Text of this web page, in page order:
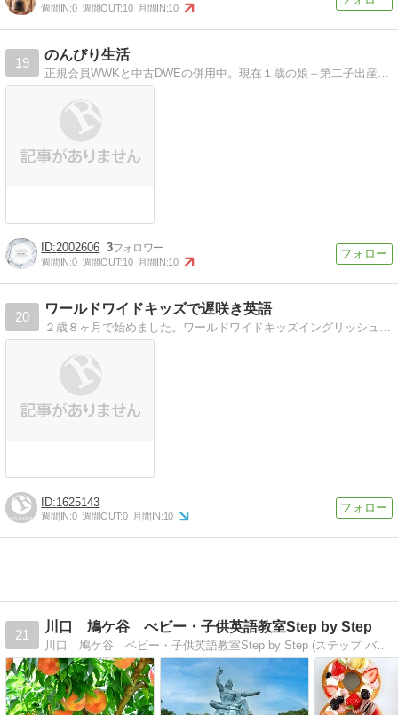
週間IN:0 週間OUT:10 月間IN:10
19
のんびり生活
正規会員WWKと中古DWEの併用中。現在１歳の娘＋第二子出産予定
2002606 3
週間IN:0 週間OUT:10 月間IN:10
20
ワールドワイドキッズで遅咲き英語
２歳８ヶ月で始めました。ワールドワイドキッズイングリッシュの活用術、英語の上達ぶりを綴ります。
1625143
週間IN:0 週間OUT:0 月間IN:10
21
川口 鳩ケ谷 べビー・子供英語教室Step by Step
川口 鳩ケ谷 ベビー・子供英語教室Step by Step (ステップ バイ ステップ）|川口 鳩ケ谷 埼玉高速鉄道沿線 ベビー・子供英語出張可。0歳〜